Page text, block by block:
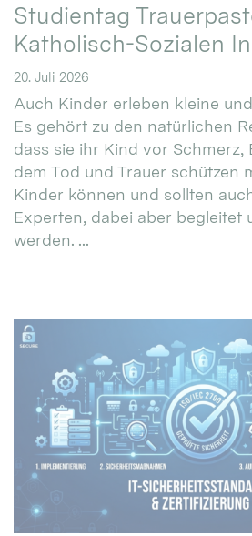
Studientag
Katholisch-Sozialen
20. Juli 2026
Auch Kinder erleben kleine
Es gehört zu den natürlichen
dass sie ihr Kind vor Schmerz,
dem Tod und Trauer schützen
Kinder können und sollten
Experten, dabei aber begleitet
werden. ...